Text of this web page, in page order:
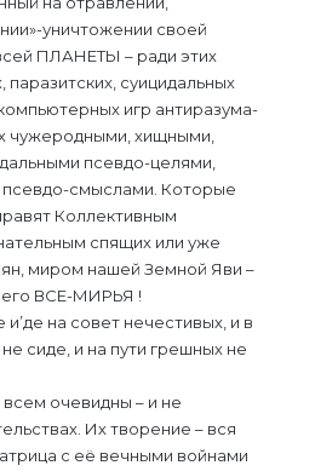
уничтожении своей
ПЛАНЕТЫ – ради этих
суицидальных
игр антиразума-
чужеродными, хищными,
псевдо-целями,
смыслами. Которые
Коллективным
спящих или уже
миром нашей Земной Яви –
ВСЕ-МИРЬЯ !
на совет нечестивых, и в
сиде, и на пути грешных не
всем очевидны – и не
Их творение – вся
с её вечными войнами